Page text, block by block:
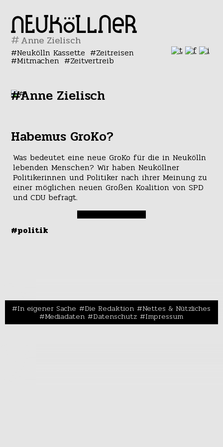
#
Neukölln Kassette Zeitreisen
Mitmachen Zeitvertreib
#Anne Zielisch
Habemus GroKo?
Was bedeutet eine neue GroKo für die in Neukölln
lebenden Menschen? Wir haben Neuköllner
Politikerinnen und Politiker nach ihrer Meinung zu
einer möglichen neuen Großen Koalition von SPD
und CDU befragt.
#politik
In eigener Sache Die Redaktion Nettes & Nützliches
Mediadaten Datenschutz Impressum